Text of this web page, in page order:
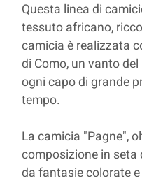
Questa linea di
tessuto africano,
camicia è realizzata
di Como, un vanto
ogni capo di grande
tempo.
La camicia "Pagne",
composizione in seta
da fantasie colorate